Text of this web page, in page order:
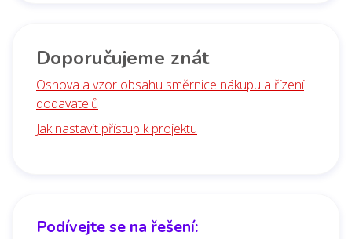
Podívejte se na řešení:
Doporučujeme znát
Osnova a vzor obsahu směrnice nákupu a řízení
dodavatelů
Jak nastavit přístup k projektu